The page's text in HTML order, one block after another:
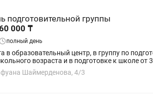
подготовительной группы
000 ₸
полный день
в образовательный центр, в группу по
возраста и в подготовке к школе от
Шаймерденова, 4/3